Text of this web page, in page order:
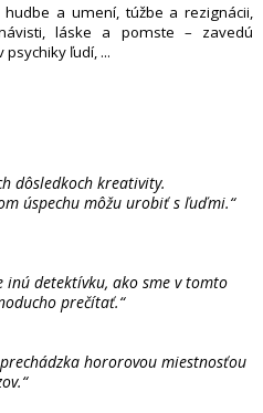
a umení, túžbe a rezignácii,
láske a pomste – zavedú
ľudí, ...
dôsledkoch kreativity.
úspechu môžu urobiť s ľuďmi.“
detektívku, ako sme v tomto
prečítať.“
hororovou miestnosťou